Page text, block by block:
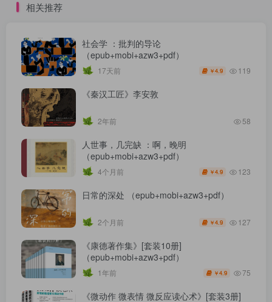
相关推荐
社会学 ：批判的导论
（epub+mobi+azw3+pdf）
17天前 ￥4.9 119
《秦汉工匠》李安敦
2年前 58
人世事，几完缺 ：啊，晚明
（epub+mobi+azw3+pdf）
4个月前 ￥4.9 123
日常的深处 （epub+mobi+azw3+pdf）
2个月前 ￥4.9 127
《康德著作集》[套装10册]
（epub+mobi+azw3+pdf）
1年前 ￥4.9 75
《微动作 微表情 微反应读心术》[套装3册]